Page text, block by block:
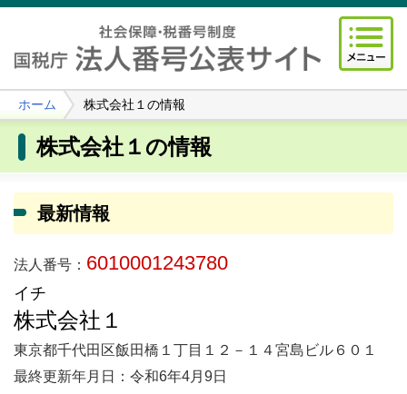
ホーム 株式会社１の情報
株式会社１の情報
最新情報
法人番号： 6010001243780
イチ
株式会社１
東京都千代田区飯田橋１丁目１２－１４宮島ビル６０１
最終更新年月日：令和6年4月9日